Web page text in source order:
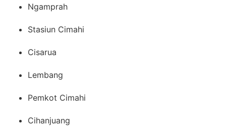
Ngamprah
Stasiun Cimahi
Cisarua
Lembang
Pemkot Cimahi
Cihanjuang